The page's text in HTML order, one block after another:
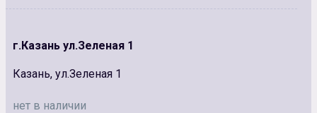
г.Казань ул.Зеленая 1
Казань, ул.Зеленая 1
нет в наличии